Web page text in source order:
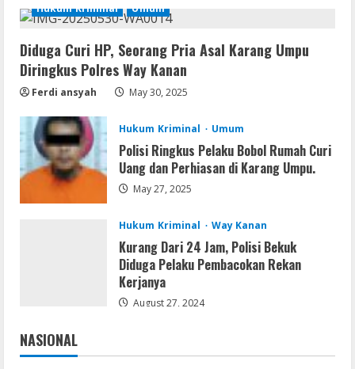
1
2
Serialers
MATLAB R2024b Crack exe [Full] x64
Bypass
Serialers
VMware Workstation Portable +
Activator Final
Serialers
MATLAB Crack + Portable Clean
Premium
Serialers
Hukum Kriminal Umum
Diduga Curi HP, Seorang Pria Asal Karang Umpu
Diringkus Polres Way Kanan
Ferdi ansyah May 30, 2025
Hukum Kriminal Umum
Polisi Ringkus Pelaku Bobol Rumah Curi
Uang dan Perhiasan di Karang Umpu.
May 27, 2025
Hukum Kriminal Way Kanan
Kurang Dari 24 Jam, Polisi Bekuk
Diduga Pelaku Pembacokan Rekan
Kerjanya
August 27, 2024
NASIONAL
Jakarta